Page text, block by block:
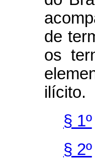
de
os
ilícito.
§ 1º
§ 2º